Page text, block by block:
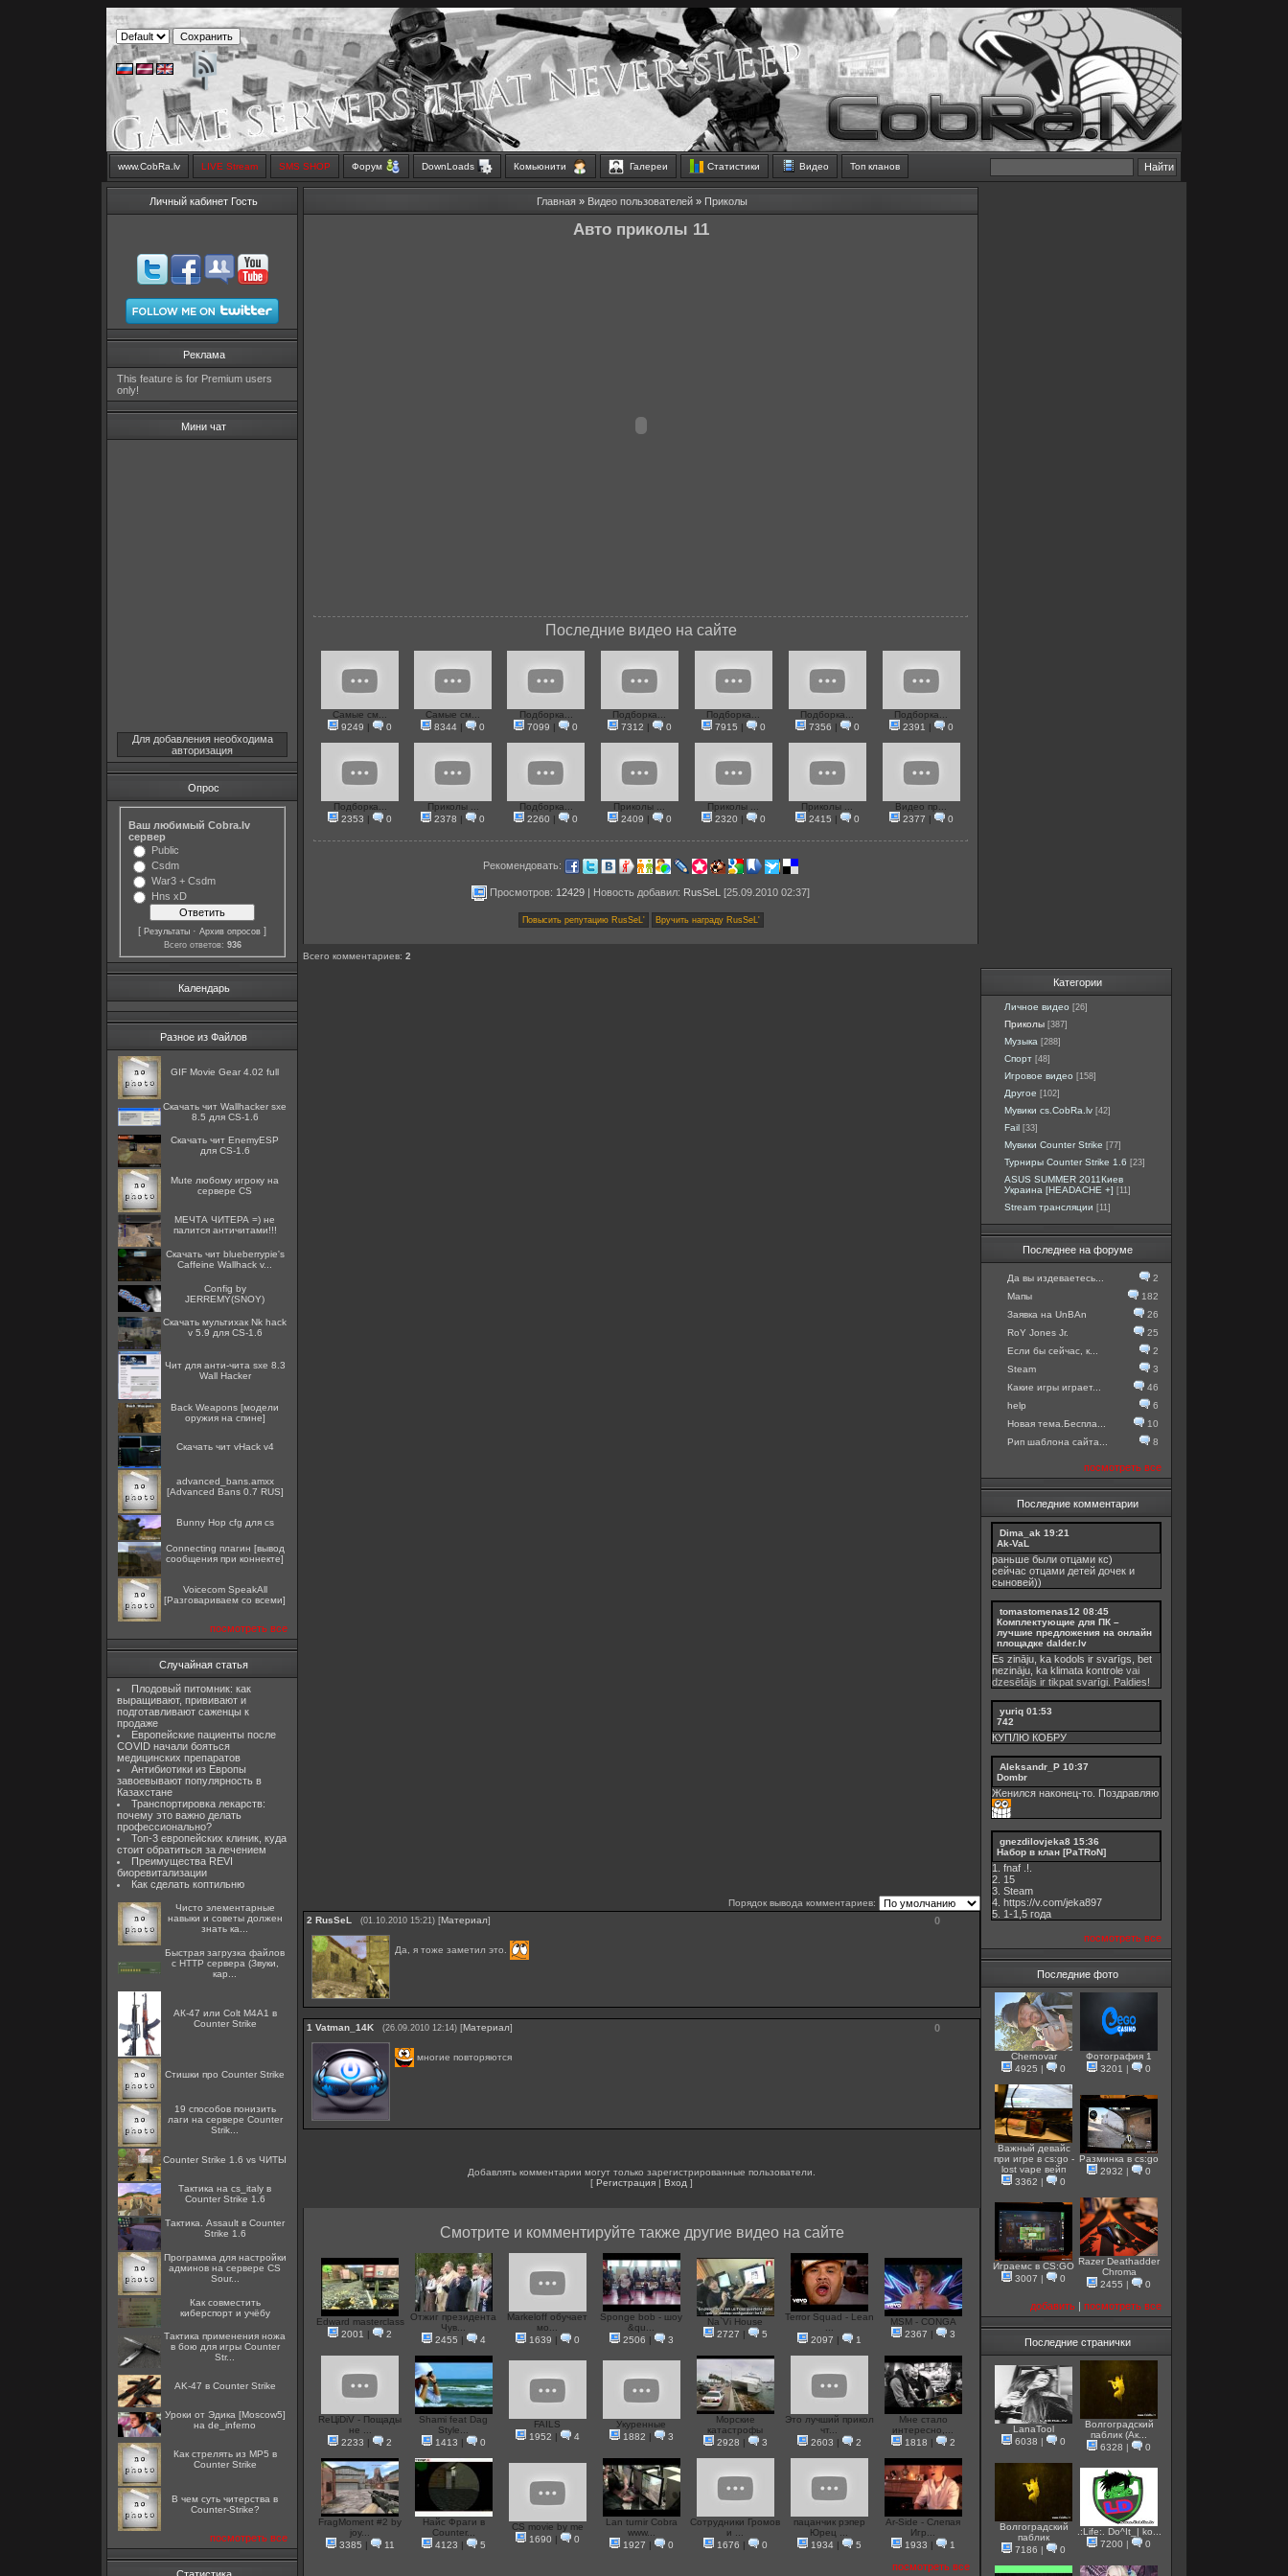
www.CobRa.lv LIVE Stream SMS SHOP Форум DownLoads Комьюнити Галереи Статистики Видео Топ кланов
Личный кабинет Гость
Реклама
This feature is for Premium users
only!
Мини чат
Для добавления необходима
авторизация
Опрос
Ваш любимый Cobra.lv
сервер
Public
Csdm
War3 + Csdm
Hns xD
[ Результаты · Архив опросов ]
Всего ответов: 936
Календарь
Разное из Файлов
GIF Movie Gear 4.02 full
Скачать чит Wallhacker sxe
8.5 для CS-1.6
Скачать чит EnemyESP
для CS-1.6
Mute любому игроку на
сервере CS
МЕЧТА ЧИТЕРА =) не
палится античитами!!!
Скачать чит blueberrypie's
Caffeine Wallhack v...
Config by
JERREMY(SNOY)
Скачать мультихак Nk hack
v 5.9 для CS-1.6
Чит для анти-чита sxe 8.3
Wall Hacker
Back Weapons [модели
оружия на спине]
Скачать чит vHack v4
advanced_bans.amxx
[Advanced Bans 0.7 RUS]
Bunny Hop cfg для cs
Connecting плагин [вывод
сообщения при коннекте]
Voicecom SpeakAll
[Разговариваем со всеми]
посмотреть все
Случайная статья
Плодовый питомник: как
выращивают, прививают и
подготавливают саженцы к
продаже
Европейские пациенты после
COVID начали бояться
медицинских препаратов
Антибиотики из Европы
завоевывают популярность в
Казахстане
Транспортировка лекарств:
почему это важно делать
профессионально?
Топ-3 европейских клиник, куда
стоит обратиться за лечением
Преимущества REVI
биоревитализации
Как сделать коптильню
Чисто элементарные
навыки и советы должен
знать ка...
Быстрая загрузка файлов
с HTTP сервера (Звуки,
кар...
АК-47 или Colt M4A1 в
Counter Strike
Стишки про Counter Strike
19 способов понизить
лаги на сервере Counter
Strik...
Counter Strike 1.6 vs ЧИТЫ
Тактика на cs_italy в
Counter Strike 1.6
Тактика. Assault в Counter
Strike 1.6
Программа для настройки
админов на сервере CS
Sour...
Как совместить
киберспорт и учёбу
Тактика применения ножа
в бою для игры Counter
Str...
AK-47 в Counter Strike
Уроки от Эдика [Moscow5]
на de_inferno
Как стрелять из MP5 в
Counter Strike
В чем суть читерства в
Counter-Strike?
посмотреть все
Главная » Видео пользователей » Приколы
Авто приколы 11
Последние видео на сайте
Самые см...
9249 | 0
Самые см...
8344 | 0
Подборка...
7099 | 0
Подборка...
7312 | 0
Подборка...
7915 | 0
Подборка...
7356 | 0
Подборка...
2391 | 0
Подборка...
2353 | 0
Приколы ...
2378 | 0
Подборка...
2260 | 0
Приколы ...
2409 | 0
Приколы ...
2320 | 0
Приколы ...
2415 | 0
Видео пр...
2377 | 0
Рекомендовать:
Просмотров: 12429 | Новость добавил: RusSeL [25.09.2010 02:37]
Всего комментариев: 2
Порядок вывода комментариев:
0
2 RusSeL (01.10.2010 15:21) [Материал]
Да, я тоже заметил это.
0
1 Vatman_14K (26.09.2010 12:14) [Материал]
многие повторяются
Добавлять комментарии могут только зарегистрированные пользователи.
[ Регистрация | Вход ]
Смотрите и комментируйте также другие видео на сайте
Edward masterclass
2001 | 2
Отжиг президента
Чув...
2455 | 4
Markeloff обучает
мо...
1639 | 0
Sponge bob - шоу
&qu...
2506 | 3
Na`Vi House
2727 | 5
Terror Squad - Lean
2097 | 1
MSM - CONGA
2367 | 3
ReЦiDiV - Пощады
не ...
2233 | 2
Shami feat Dag
Style...
1413 | 0
FAILS
1952 | 4
Укуренные
1882 | 3
Морские
катастрофы
2928 | 3
Это лучший прикол
чт...
2603 | 2
Мне стало
интересно,...
1818 | 2
FragMoment #2 by
joy...
3385 | 11
Найс Фраги в
Counter...
4123 | 5
CS movie by me
1690 | 0
Lan turnir Cobra
www...
1927 | 0
Сотрудники Громов
и ...
1676 | 0
пацанчик рэпер
Юрец ...
1934| 5
Ar-Side - Слепая
Игр...
1933 | 1
посмотреть все
Категории
Личное видео [26]
Приколы [387]
Музыка [288]
Спорт [48]
Игровое видео [158]
Другое [102]
Мувики cs.CobRa.lv [42]
Fail [33]
Мувики Counter Strike [77]
Турниры Counter Strike 1.6 [23]
ASUS SUMMER 2011Киев
Украина [HEADACHE +] [11]
Stream трансляции [11]
Последнее на форуме
Да вы издеваетесь...
2
Мапы
182
Заявка на UnBAn
26
RoY Jones Jr.
25
Если бы сейчас, к...
2
Steam
3
Какие игры играет...
46
help
6
Новая тема.Беспла...
10
Рип шаблона сайта...
8
посмотреть все
Последние комментарии
Dima_ak 19:21
Ak-VaL
раньше были отцами кс)
сейчас отцами детей дочек и
сыновей))
tomastomenas12 08:45
Комплектующие для ПК –
лучшие предложения на онлайн
площадке dalder.lv
Es zināju, ka kodols ir svarīgs, bet
nezināju, ka klimata kontrole vai
dzesētājs ir tikpat svarīgi. Paldies!
yuriq 01:53
742
КУПЛЮ КОБРУ
Aleksandr_P 10:37
Dombr
Женился наконец-то. Поздравляю
gnezdilovjeka8 15:36
Набор в клан [PaTRoN]
1. fnaf .!.
2. 15
3. Steam
4. https://v.com/jeka897
5. 1-1,5 годa
посмотреть все
Последние фото
Chernovar
4925 | 0
Фотография 1
3201 | 0
Важный девайс
при игре в cs:go -
lost vape вейп
3362 | 0
Разминка в cs:go
2932 | 0
Играемс в CS:GO
3007 | 0
Razer Deathadder
Chroma
2455 | 0
добавить | посмотреть все
Последние странички
LanaTool
6038 | 0
Волгоградский
паблик (Ак...
6328 | 0
Волгоградский
паблик
7186 | 0
.:Life:. Do^It_| ko...
7200 | 0